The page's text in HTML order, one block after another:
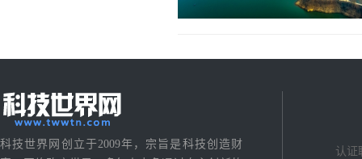
科技世界网创立于2009年，宗旨是科技创造财
认证